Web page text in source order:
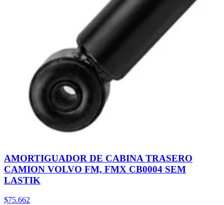
AMORTIGUADOR DE CABINA TRASERO
CAMION VOLVO FM, FMX CB0004 SEM
LASTIK
$75.662